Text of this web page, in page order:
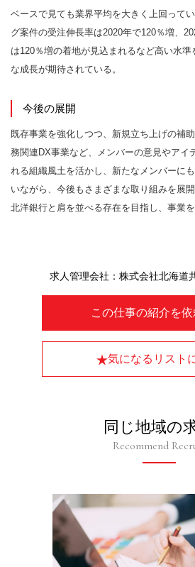
ベースで見ても業界平均を大きく上回って
グ案件の受注伸長率は2020年で120％増、
は120％増の着地が見込まれるなど高い水
な成長が期待されている。
今後の展開
既存事業を強化しつつ、新規立ち上げの補
務関連DX事業など、メンバーの意見やアイ
れる組織風土を活かし、新たなメンバーに
いながら、今後もさまざまな取り組みを展
北洋銀行と肩を並べる存在を目指し、事業を
この仕事の紹介を依
気になるリスト
求人管理会社：株式会社北海道
同じ地域の
Recommend